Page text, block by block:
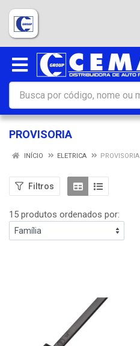
PROVISORIA
INÍCIO ELETRICA PROVISORIA
Filtros
15 produtos ordenados por: